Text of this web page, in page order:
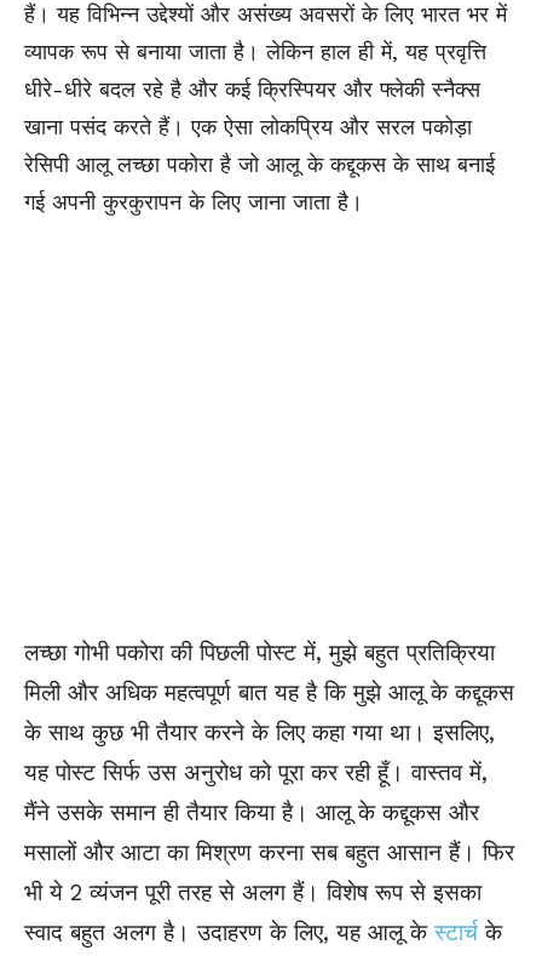
हैं। यह विभिन्न उद्देश्यों और असंख्य अवसरों के लिए भारत भर में
व्यापक रूप से बनाया जाता है। लेकिन हाल ही में, यह प्रवृत्ति
धीरे-धीरे बदल रहे है और कई क्रिस्पियर और फ्लेकी स्नैक्स
खाना पसंद करते हैं। एक ऐसा लोकप्रिय और सरल पकोड़ा
रेसिपी आलू लच्छा पकोरा है जो आलू केकद्दूकसके साथ बनाई
गई अपनी कुरकुरापन के लिए जाना जाता है।
लच्छा गोभी पकोरा की पिछली पोस्ट में, मुझे बहुत प्रतिक्रिया
मिली और अधिक महत्वपूर्ण बात यह है कि मुझे आलू केकद्दूकस
के साथ कुछ भी तैयार करने के लिए कहा गया था। इसलिए,
यह पोस्ट सिर्फ उस अनुरोध को पूरा कर रही हूँ। वास्तव में,
मैंने उसके समान ही तैयार किया है। आलू केकद्दूकस और
मसालों और आटा का मिश्रण करना सब बहुत आसान हैं। फिर
भी ये 2 व्यंजन पूरी तरह से अलग हैं। विशेष रूप से इसका
स्वाद बहुत अलग है। उदाहरण के लिए, यह आलू केस्टार्च के